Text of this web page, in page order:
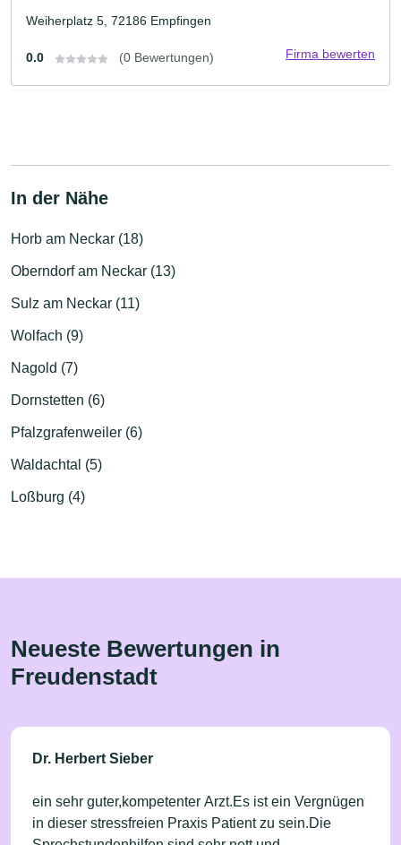
Weiherplatz 5, 72186 Empfingen
0.0 (0 Bewertungen) Firma bewerten
In der Nähe
Horb am Neckar (18)
Oberndorf am Neckar (13)
Sulz am Neckar (11)
Wolfach (9)
Nagold (7)
Dornstetten (6)
Pfalzgrafenweiler (6)
Waldachtal (5)
Loßburg (4)
Neueste Bewertungen in
Freudenstadt
Dr. Herbert Sieber
ein sehr guter,kompetenter Arzt.Es ist ein Vergnügen
in dieser stressfreien Praxis Patient zu sein.Die